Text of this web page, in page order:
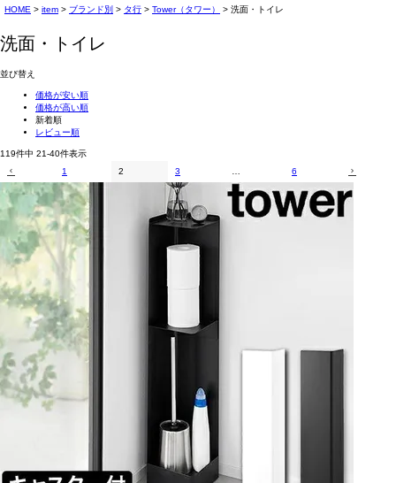
HOME
item ブランド別 タ行 Tower（タワー） 洗面・トイレ
洗面・トイレ
並び替え
価格が安い順
価格が高い順
新着順
レビュー順
119件中 21-40件表示
1
2 3 6